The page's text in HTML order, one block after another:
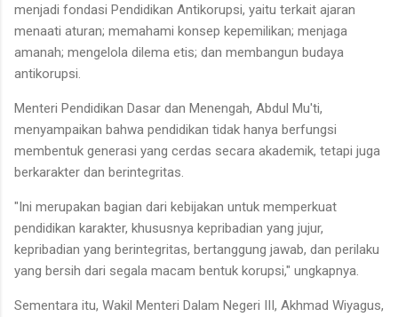
menjadi fondasi Pendidikan Antikorupsi, yaitu terkait ajaran
menaati aturan; memahami konsep kepemilikan; menjaga
amanah; mengelola dilema etis; dan membangun budaya
antikorupsi.
Menteri Pendidikan Dasar dan Menengah, Abdul Mu'ti,
menyampaikan bahwa pendidikan tidak hanya berfungsi
membentuk generasi yang cerdas secara akademik, tetapi juga
berkarakter dan berintegritas.
"Ini merupakan bagian dari kebijakan untuk memperkuat
pendidikan karakter, khususnya kepribadian yang jujur,
kepribadian yang berintegritas, bertanggung jawab, dan perilaku
yang bersih dari segala macam bentuk korupsi," ungkapnya.
Sementara itu, Wakil Menteri Dalam Negeri III, Akhmad Wiyagus,